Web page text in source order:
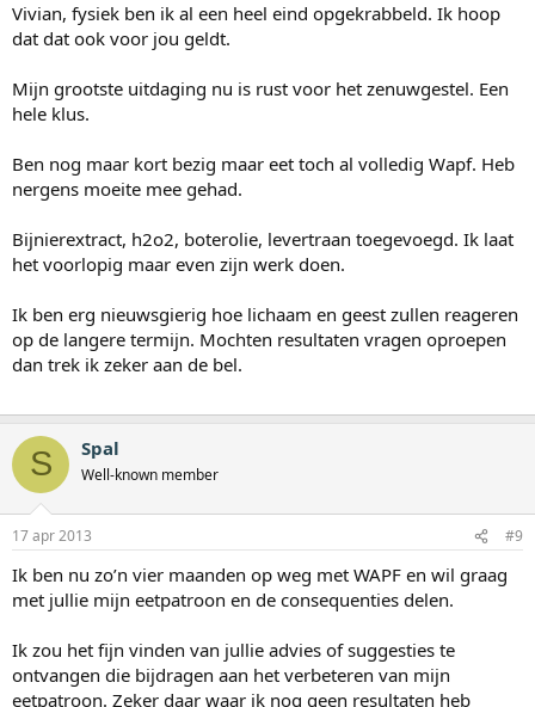
Vivian, fysiek ben ik al een heel eind opgekrabbeld. Ik hoop
dat dat ook voor jou geldt.
Mijn grootste uitdaging nu is rust voor het zenuwgestel. Een
hele klus.
Ben nog maar kort bezig maar eet toch al volledig Wapf. Heb
nergens moeite mee gehad.
Bijnierextract, h2o2, boterolie, levertraan toegevoegd. Ik laat
het voorlopig maar even zijn werk doen.
Ik ben erg nieuwsgierig hoe lichaam en geest zullen reageren
op de langere termijn. Mochten resultaten vragen oproepen
dan trek ik zeker aan de bel.
S Spal
Well-known member
17 apr 2013 #9
Ik ben nu zo’n vier maanden op weg met WAPF en wil graag
met jullie mijn eetpatroon en de consequenties delen.
Ik zou het fijn vinden van jullie advies of suggesties te
ontvangen die bijdragen aan het verbeteren van mijn
eetpatroon. Zeker daar waar ik nog geen resultaten heb